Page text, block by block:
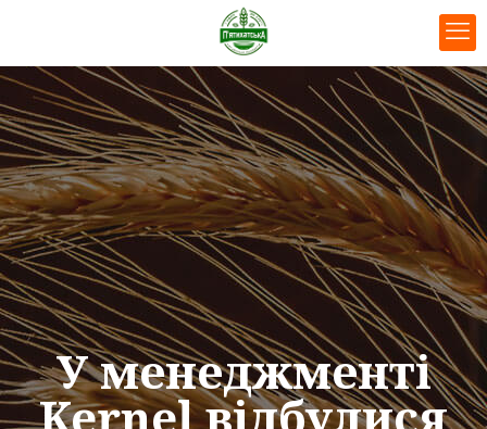
У менеджменті
Kernel відбулися